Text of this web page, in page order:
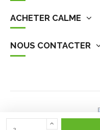
ACHETER CALME
NOUS CONTACTER